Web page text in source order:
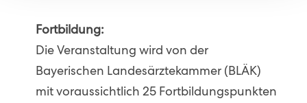
Fortbildung:
Die Veranstaltung wird von der
Bayerischen Landesärztekammer (BLÄK)
mit voraussichtlich 25 Fortbildungspunkten